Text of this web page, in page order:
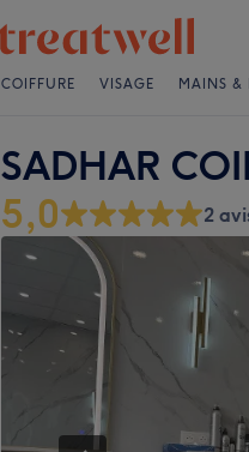
COIFFURE VISAGE MAINS &
SADHAR
5,0 2